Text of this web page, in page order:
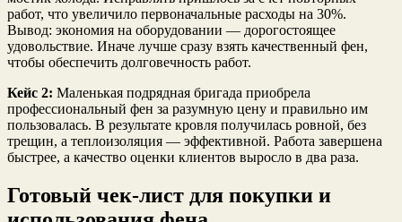
работ, что увеличило первоначальные расходы на 30%.
Вывод: экономия на оборудовании — дорогостоящее
удовольствие. Иначе лучше сразу взять качественный фен,
чтобы обеспечить долговечность работ.
Кейс 2: Маленькая подрядная бригада приобрела
профессиональный фен за разумную цену и правильно им
пользовалась. В результате кровля получилась ровной, без
трещин, а теплоизоляция — эффективной. Работа завершена
быстрее, а качество оценки клиентов выросло в два раза.
Готовый чек-лист для покупки и